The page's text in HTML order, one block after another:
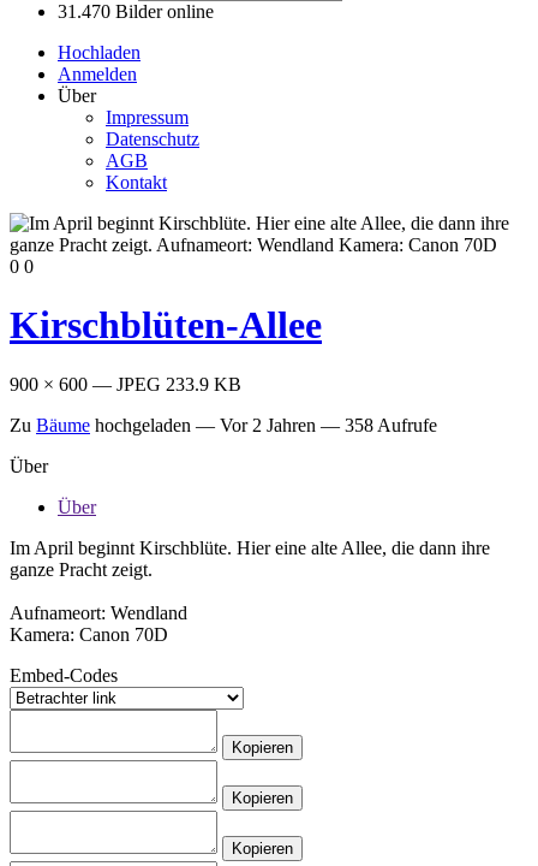
31.470 Bilder online
Hochladen
Anmelden
Über
Impressum
Datenschutz
AGB
Kontakt
0 0
Kirschblüten-Allee
900 × 600 — JPEG 233.9 KB
Zu Bäume hochgeladen — Vor 2 Jahren — 358 Aufrufe
Über
Über
Im April beginnt Kirschblüte. Hier eine alte Allee, die dann ihre
ganze Pracht zeigt.
Aufnameort: Wendland
Kamera: Canon 70D
Embed-Codes
Kopieren
Kopieren
Kopieren